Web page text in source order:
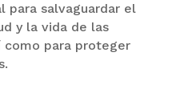
para salvaguardar el
y la vida de las
como para proteger